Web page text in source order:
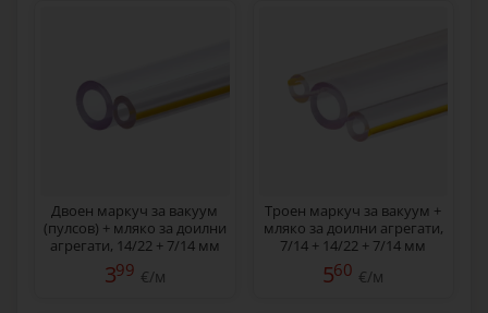
Двоен маркуч за вакуум
(пулсов) + мляко за доилни
агрегати, 14/22 + 7/14 мм
399 €/м
Троен маркуч за вакуум +
мляко за доилни агрегати,
7/14 + 14/22 + 7/14 мм
560 €/м